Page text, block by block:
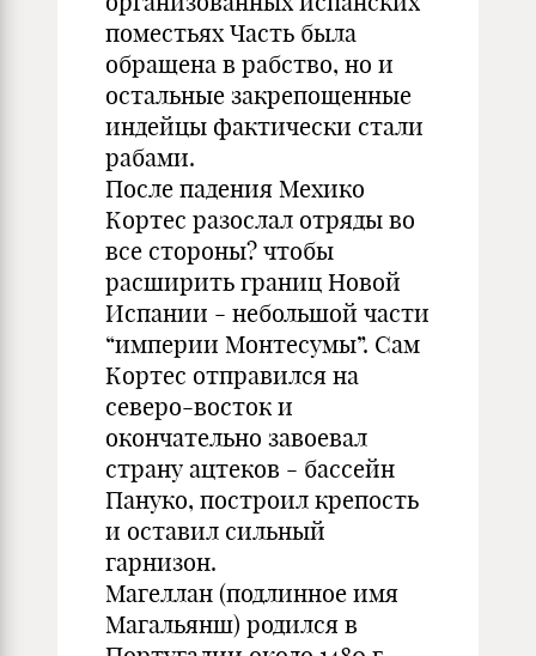
поместьях Часть была
обращена в рабство, но и
остальные закрепощенные
индейцы фактически стали
рабами.
После падения Мехико
Кортес разослал отряды во
все стороны? чтобы
расширить границ Новой
Испании - небольшой части
“империи Монтесумы”. Сам
Кортес отправился на
северо-восток и
окончательно завоевал
страну ацтеков - бассейн
Пануко, построил крепость
и оставил сильный
гарнизон.
Магеллан (подлинное имя
Магальянш) родился в